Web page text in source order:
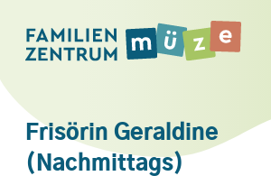
Frisörin Geraldine
(Nachmittags)